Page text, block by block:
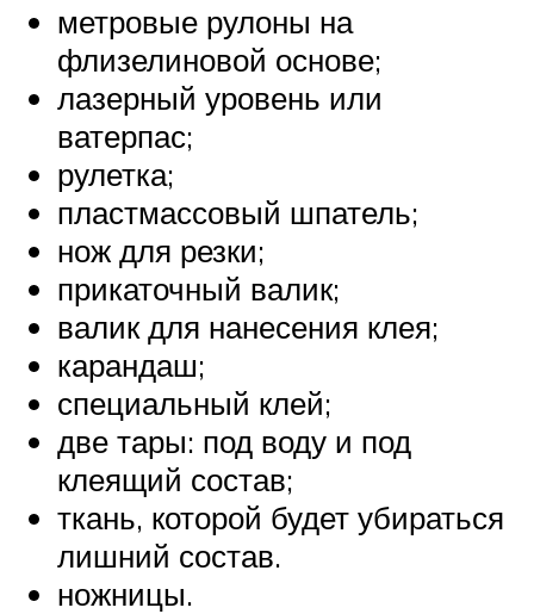
метровые рулоны на
флизелиновой основе;
лазерный уровень или
ватерпас;
рулетка;
пластмассовый шпатель;
нож для резки;
прикаточный валик;
валик для нанесения клея;
карандаш;
специальный клей;
две тары: под воду и под
клеящий состав;
ткань, которой будет убираться
лишний состав.
ножницы.